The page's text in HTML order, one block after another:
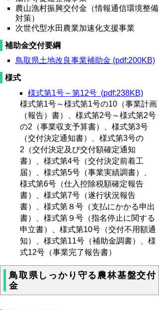
農山漁村振興交付金（情報通信環境整備
対策）
次世代型水田農業加速化支援事業
補助金交付要綱
鳥取県土地改良事業補助金 (pdf:200KB)
様式
様式第1号～第12号 (pdf:238KB)
様式第1号～様式第1号の10（事業計画
（報告）書）、様式第2号～様式第2号
の2（事業収支予算書）、様式第3号
（交付決定通知書）、様式第3号の
2（交付決定及び交付額確定通知
書）、様式第4号（交付決定前着工
届）、様式第5号（事業実績調書）、
様式第6号（仕入控除税額確定報告
書）、 様式第7号（遂行状況報告
書）、様式第８号（支払にかかる申出
書）、様式第９号（指名停止に関する
申立書）、様式第10号（交付不用額通
知）、様式第11号（補助金調書）、様
式12号（事業完了報告書）
鳥取県しっかり守る農林基盤交付
金